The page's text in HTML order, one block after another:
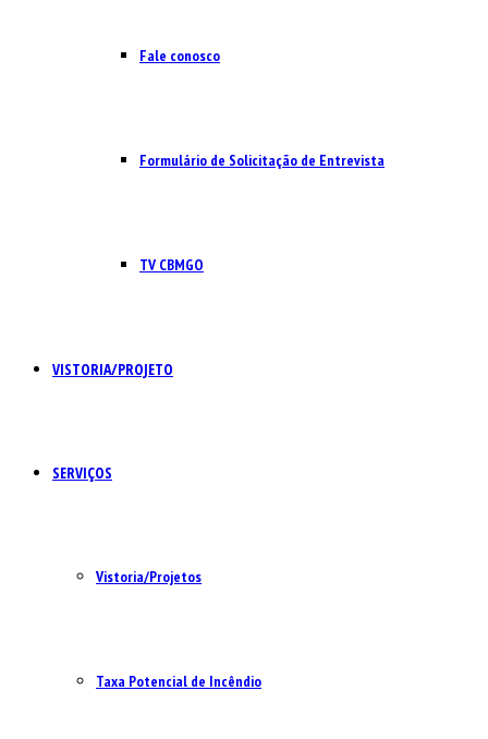
Fale conosco
Formulário de Solicitação de Entrevista
TV CBMGO
VISTORIA/PROJETO
SERVIÇOS
Vistoria/Projetos
Taxa Potencial de Incêndio